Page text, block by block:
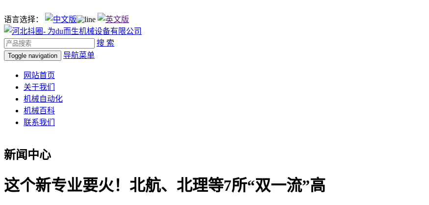
语言选择：
搜 索
Toggle navigation 导航菜单
网站首页
关于我们
机械自动化
机械百科
联系我们
新闻中心
这个新专业要火！北航、北理等7所“双一流”高